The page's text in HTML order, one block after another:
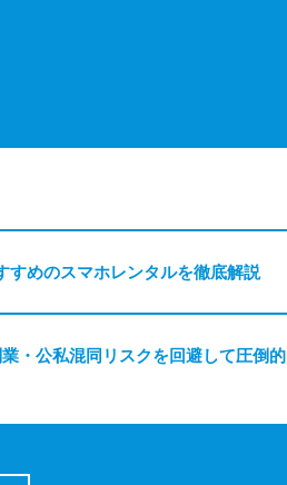
すめのスマホレンタルを徹底解説
・公私混同リスクを回避して圧倒的